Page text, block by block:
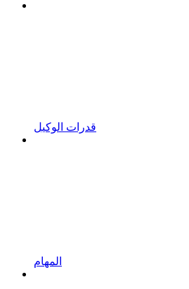
قدرات الوكيل
المهام